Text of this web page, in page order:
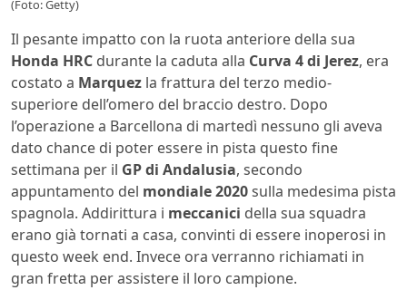
(Foto: Getty)
Il pesante impatto con la ruota anteriore della sua
Honda HRC durante la caduta alla Curva 4 di Jerez, era
costato a Marquez la frattura del terzo medio-
superiore dell’omero del braccio destro. Dopo
l’operazione a Barcellona di martedì nessuno gli aveva
dato chance di poter essere in pista questo fine
settimana per il GP di Andalusia, secondo
appuntamento del mondiale 2020sulla medesima pista
spagnola. Addirittura i meccanici della sua squadra
erano già tornati a casa, convinti di essere inoperosi in
questo week end. Invece ora verranno richiamati in
gran fretta per assistere il loro campione.